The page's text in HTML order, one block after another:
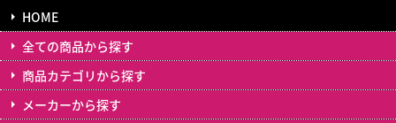
HOME
全ての商品から探す
商品カテゴリから探す
メーカーから探す